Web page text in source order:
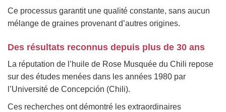
Ce processus garantit une qualité constante, sans aucun
mélange de graines provenant d’autres origines.
Des résultats reconnus depuis plus de 30 ans
La réputation de l’huile de Rose Musquée du Chili repose
sur des études menées dans les années 1980 par
l’Université de Concepción (Chili).
Ces recherches ont démontré les extraordinaires